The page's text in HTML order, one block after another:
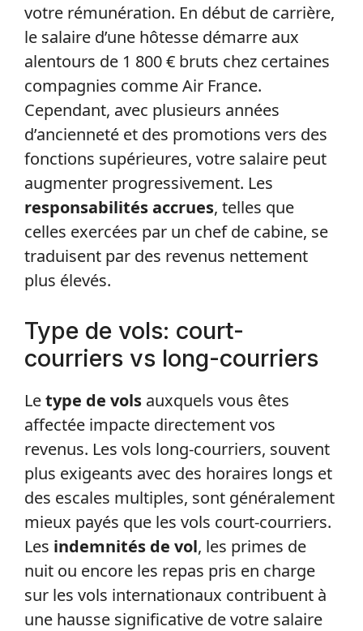
votre rémunération. En début de carrière,
le salaire d’une hôtesse démarre aux
alentours de 1 800 € bruts chez certaines
compagnies comme Air France.
Cependant, avec plusieurs années
d’ancienneté et des promotions vers des
fonctions supérieures, votre salaire peut
augmenter progressivement. Les
responsabilités accrues, telles que
celles exercées par un chef de cabine, se
traduisent par des revenus nettement
plus élevés.
Type de vols: court-
courriers vs long-courriers
Letype de vols auxquels vous êtes
affectée impacte directement vos
revenus. Les vols long-courriers, souvent
plus exigeants avec des horaires longs et
des escales multiples, sont généralement
mieux payés que les vols court-courriers.
Les indemnités de vol, les primes de
nuit ou encore les repas pris en charge
sur les vols internationaux contribuent à
une hausse significative de votre salaire